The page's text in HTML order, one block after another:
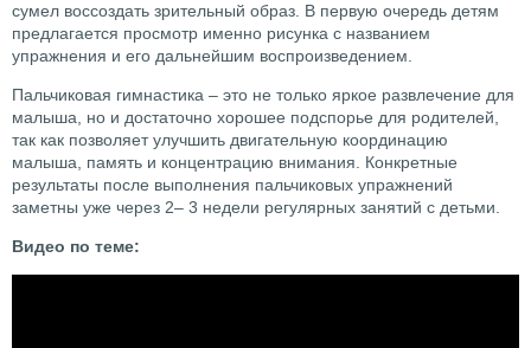
сумел воссоздать зрительный образ. В первую очередь детям
предлагается просмотр именно рисунка с названием
упражнения и его дальнейшим воспроизведением.
Пальчиковая гимнастика – это не только яркое развлечение для
малыша, но и достаточно хорошее подспорье для родителей,
так как позволяет улучшить двигательную координацию
малыша, память и концентрацию внимания. Конкретные
результаты после выполнения пальчиковых упражнений
заметны уже через 2– 3 недели регулярных занятий с детьми.
Видео по теме: